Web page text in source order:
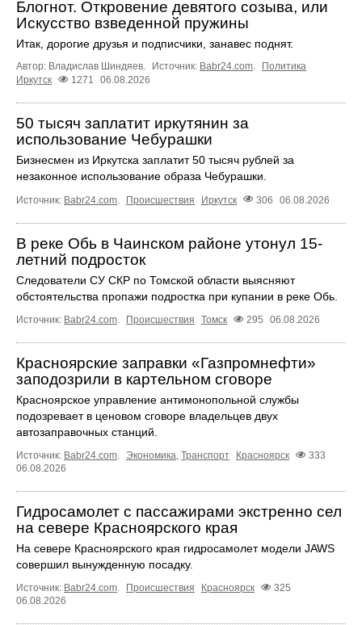
Блогнот. Откровение девятого созыва, или
Искусство взведенной пружины
Итак, дорогие друзья и подписчики, занавес поднят.
Автор: Владислав Шиндяев. Источник: Babr24.com.
Политика
Иркутск
1271 06.08.2026
50 тысяч заплатит иркутянин за
использование Чебурашки
Бизнесмен из Иркутска заплатит 50 тысяч рублей за
незаконное использование образа Чебурашки.
Источник: Babr24.com Происшествия Иркутск 306 06.08.2026
В реке Обь в Чаинском районе утонул 15-
летний подросток
Следователи СУ СКР по Томской области выясняют
обстоятельства пропажи подростка при купании в реке Обь.
Источник: Babr24.com Происшествия Томск 295 06.08.2026
Красноярские заправки «Газпромнефти»
заподозрили в картельном сговоре
Красноярское управление антимонопольной службы
подозревает в ценовом сговоре владельцев двух
автозаправочных станций.
Источник: Babr24.com Экономика Транспорт Красноярск
333
06.08.2026
Гидросамолет с пассажирами экстренно сел
на севере Красноярского края
На севере Красноярского края гидросамолет модели JAWS
совершил вынужденную посадку.
Источник: Babr24.com. Происшествия Красноярск
325
06.08.2026